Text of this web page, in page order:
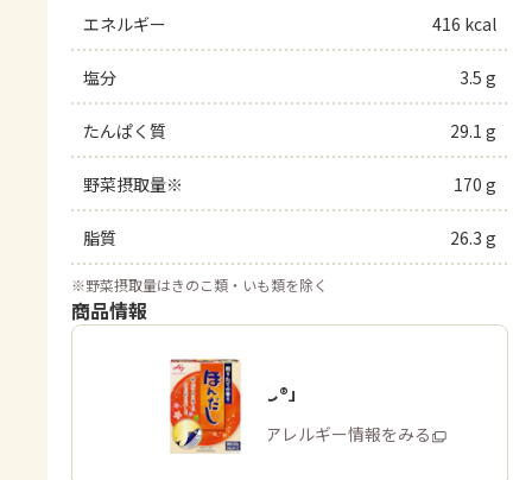
エネルギー 416 kcal
塩分 3.5 g
たんぱく質 29.1 g
野菜摂取量※ 170 g
脂質 26.3 g
※野菜摂取量はきのこ類・いも類を除く
商品情報
「ほんだし®」
商品・アレルギー情報をみる